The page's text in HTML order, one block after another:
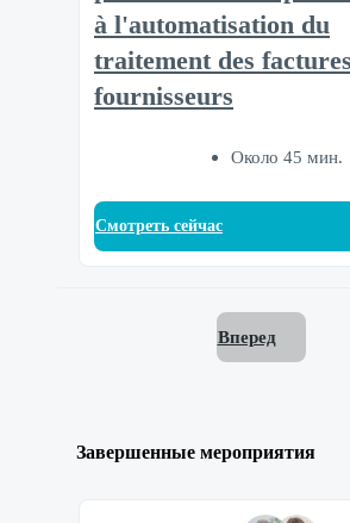
à l'automatisation du
traitement des factures
fournisseurs
Около 45 мин.
Смотреть сейчас
Вперед
Завершенные мероприятия